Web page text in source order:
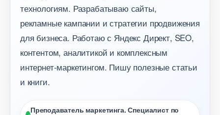
технологиям. Разрабатываю сайты,
рекламные кампании и стратегии продвижения
для бизнеса. Работаю с Яндекс Директ, SEO,
контентом, аналитикой и комплексным
интернет-маркетингом. Пишу полезные статьи
и книги.
Преподаватель маркетинга. Специалист по